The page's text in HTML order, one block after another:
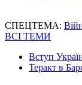
СПЕЦТЕМА:
ВСІ ТЕМИ
Вступ
Теракт в